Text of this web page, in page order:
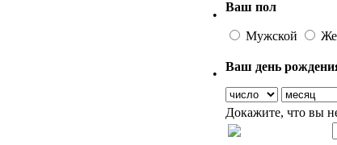
•
Ваш пол
Мужской
•
Ваш день
Докажите, что вы